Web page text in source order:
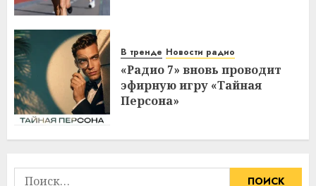
В тренде Новости радио
«Радио 7» вновь проводит
эфирную игру «Тайная
Персона»
Найти: